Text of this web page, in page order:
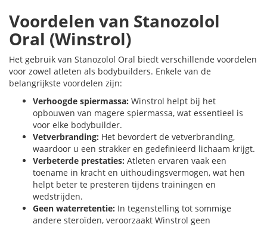
Voordelen van Stanozolol
Oral (Winstrol)
Het gebruik van Stanozolol Oral biedt verschillende voordelen
voor zowel atleten als bodybuilders. Enkele van de
belangrijkste voordelen zijn:
Verhoogde spiermassa: Winstrol helpt bij het
opbouwen van magere spiermassa, wat essentieel is
voor elke bodybuilder.
Vetverbranding: Het bevordert de vetverbranding,
waardoor u een strakker en gedefinieerd lichaam krijgt.
Verbeterde prestaties: Atleten ervaren vaak een
toename in kracht en uithoudingsvermogen, wat hen
helpt beter te presteren tijdens trainingen en
wedstrijden.
Geen waterretentie: In tegenstelling tot sommige
andere steroïden, veroorzaakt Winstrol geen